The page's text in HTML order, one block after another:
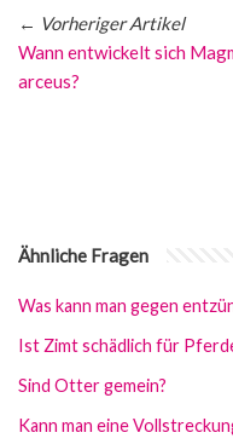
← Vorheriger Artikel
Wann entwickelt sich
arceus?
Ähnliche Fragen
Was kann man gegen
Ist Zimt schädlich für
Sind Otter gemein?
Kann man eine